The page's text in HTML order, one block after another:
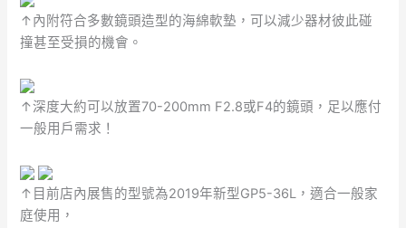
↑內附符合多數鏡頭造型的海綿軟墊，可以減少器材彼此碰
撞甚至受損的機會。
↑深度大約可以放置70-200mm F2.8或F4的鏡頭，足以應付
一般用戶需求！
↑目前店內展售的型號為2019年新型GP5-36L，適合一般家
庭使用，